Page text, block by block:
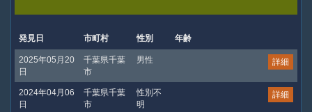
発見日 市町村 性別 年齢
2025年05月20
日
千葉県千葉
市
男性 詳細
2024年04月06
日
千葉県千葉
市
性別不
明
詳細